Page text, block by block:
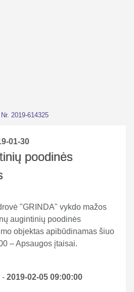
2019-614325
01-30
poodinės
"GRINDA" vykdo mažos
augintinių poodinės
objektas apibūdinamas šiuo
– Apsaugos įtaisai.
- 2019-02-05 09:00:00